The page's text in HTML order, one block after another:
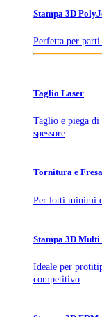
Stampa 3D
Perfetta per
Taglio Laser
Taglio e piega
spessore
Tornitura e
Per lotti minimi
Stampa 3D Multi
Ideale per
competitivo